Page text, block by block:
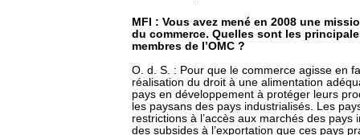
MFI : Vous avez mené en 2008 une
du commerce. Quelles sont les
membres de l’OMC ?
O. d. S. : Pour que le commerce agisse en
réalisation du droit à une alimentation
pays en développement à protéger leurs
les paysans des pays industrialisés. Les
restrictions à l’accès aux marchés des
des subsides à l’exportation que ces pays